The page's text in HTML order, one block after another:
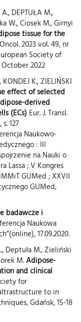
DEPTUŁA M.,
W., Ciosek M., Girnyi
tissue for the
2023 vol. 49, nr
Society of
October 2022
K., ZIELIŃSKI
effect of selected
derived
(ECs) Eur. J. Transl.
127
Naukowo-
: III
na Nauki o
Lassa ; V Kongres
GUMed ; XXVII
GUMed,
badawcze i
Naukowa
17.09.2020.
Deptuła M., Zieliński
M.Adipose-
and clinical
for
to in
Gdańsk, 15-18